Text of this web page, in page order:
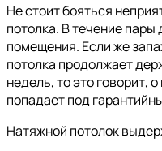
Не стоит бояться
потолка. В течение пары
помещения. Если же
потолка продолжает
недель, то это говорит,
попадает под
Натяжной потолок